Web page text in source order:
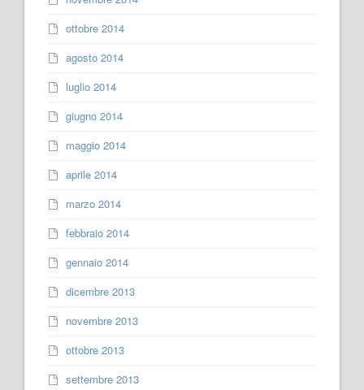
ottobre 2014
agosto 2014
luglio 2014
giugno 2014
maggio 2014
aprile 2014
marzo 2014
febbraio 2014
gennaio 2014
dicembre 2013
novembre 2013
ottobre 2013
settembre 2013